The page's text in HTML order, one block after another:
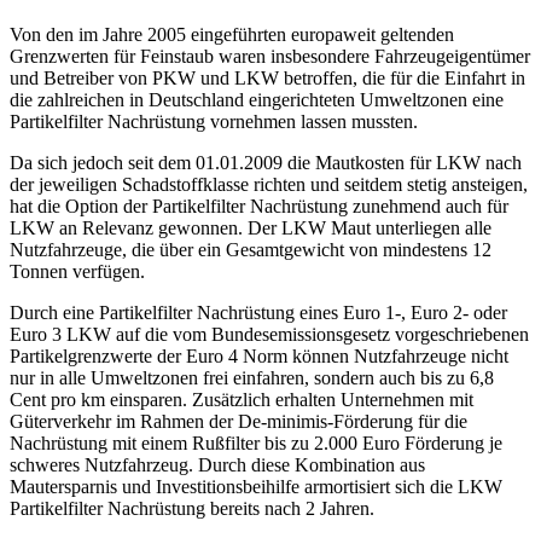
Von den im Jahre 2005 eingeführten europaweit geltenden
Grenzwerten für Feinstaub waren insbesondere Fahrzeugeigentümer
und Betreiber von PKW und LKW betroffen, die für die Einfahrt in
die zahlreichen in Deutschland eingerichteten Umweltzonen eine
Partikelfilter Nachrüstung vornehmen lassen mussten.
Da sich jedoch seit dem 01.01.2009 die Mautkosten für LKW nach
der jeweiligen Schadstoffklasse richten und seitdem stetig ansteigen,
hat die Option der Partikelfilter Nachrüstung zunehmend auch für
LKW an Relevanz gewonnen. Der LKW Maut unterliegen alle
Nutzfahrzeuge, die über ein Gesamtgewicht von mindestens 12
Tonnen verfügen.
Durch eine Partikelfilter Nachrüstung eines Euro 1-, Euro 2- oder
Euro 3 LKW auf die vom Bundesemissionsgesetz vorgeschriebenen
Partikelgrenzwerte der Euro 4 Norm können Nutzfahrzeuge nicht
nur in alle Umweltzonen frei einfahren, sondern auch bis zu 6,8
Cent pro km einsparen. Zusätzlich erhalten Unternehmen mit
Güterverkehr im Rahmen der De-minimis-Förderung für die
Nachrüstung mit einem Rußfilter bis zu 2.000 Euro Förderung je
schweres Nutzfahrzeug. Durch diese Kombination aus
Mautersparnis und Investitionsbeihilfe armortisiert sich die LKW
Partikelfilter Nachrüstung bereits nach 2 Jahren.